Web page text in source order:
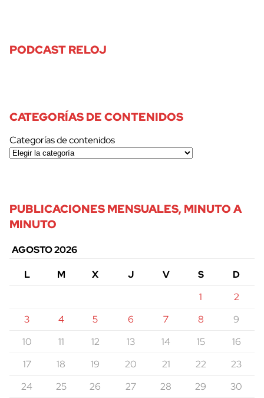
PODCAST RELOJ
CATEGORÍAS DE CONTENIDOS
Categorías de contenidos
PUBLICACIONES MENSUALES, MINUTO A
MINUTO
AGOSTO 2026
L
M X J V S
D
1
2
3
4 5 6 7 8
9
10
11 12 13 14 15
16
17
18 19 20 21 22
23
24
25 26 27 28 29
30